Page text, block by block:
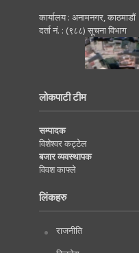
कार्यालय : अनामनगर, काठमाडाैं
दर्ता नं. : (९८८) सूचना विभाग
लोकपाटी टीम
सम्पादक
विशेश्वर कट्टेल
बजार व्यवस्थापक
विवश काफ्ले
लिंकहरु
राजनीति